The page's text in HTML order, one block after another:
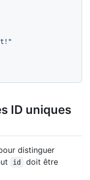
ID uniques
distinguer
id
doit être